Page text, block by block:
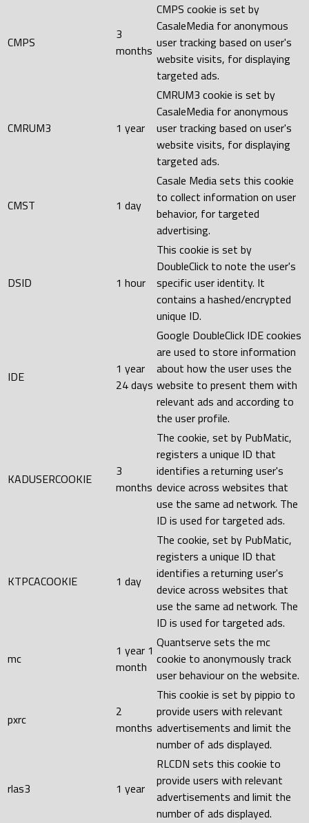
CMPS
3
months
CMPS cookie is set by
CasaleMedia for anonymous
user tracking based on user's
website visits, for displaying
targeted ads.
CMRUM3 1 year
CMRUM3 cookie is set by
CasaleMedia for anonymous
user tracking based on user's
website visits, for displaying
targeted ads.
CMST 1 day
Casale Media sets this cookie
to collect information on user
behavior, for targeted
advertising.
DSID 1 hour
This cookie is set by
DoubleClick to note the user's
specific user identity. It
contains a hashed/encrypted
unique ID.
IDE
1 year
24 days
Google DoubleClick IDE cookies
are used to store information
about how the user uses the
website to present them with
relevant ads and according to
the user profile.
KADUSERCOOKIE
3
months
The cookie, set by PubMatic,
registers a unique ID that
identifies a returning user's
device across websites that
use the same ad network. The
ID is used for targeted ads.
KTPCACOOKIE 1 day
The cookie, set by PubMatic,
registers a unique ID that
identifies a returning user's
device across websites that
use the same ad network. The
ID is used for targeted ads.
mc
1 year 1
month
Quantserve sets the mc
cookie to anonymously track
user behaviour on the website.
pxrc
2
months
This cookie is set by pippio to
provide users with relevant
advertisements and limit the
number of ads displayed.
rlas3 1 year
RLCDN sets this cookie to
provide users with relevant
advertisements and limit the
number of ads displayed.